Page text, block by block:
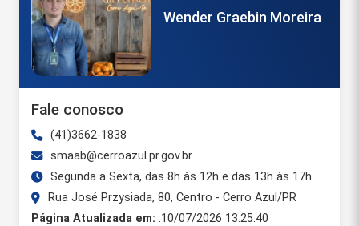
Wender Graebin Moreira
Fale conosco
(41)3662-1838
smaab@cerroazul.pr.gov.br
Segunda a Sexta, das 8h às 12h e das 13h às 17h
Rua José Przysiada, 80, Centro - Cerro Azul/PR
Página Atualizada em: :10/07/2026 13:25:40